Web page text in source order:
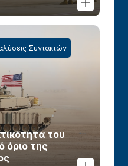
Συντακτών
του
όριο της